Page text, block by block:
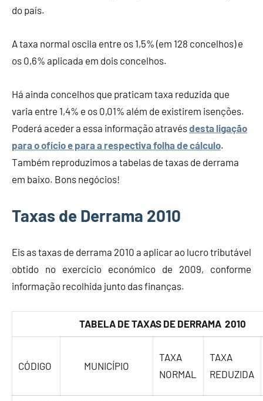
do país.
A taxa normal oscila entre os 1,5% (em 128 concelhos) e
os 0,6% aplicada em dois concelhos.
Há ainda concelhos que praticam taxa reduzida que
varia entre 1,4% e os 0,01% além de existirem isenções.
Poderá aceder a essa informação atravésdesta ligação
para o ofício e para a respectiva folha de cálculo.
Também reproduzimos a tabelas de taxas de derrama
em baixo. Bons negócios!
Taxas de Derrama 2010
Eis as taxas de derrama 2010 a aplicar ao lucro tributável
obtido no exercício económico de 2009, conforme
informação recolhida junto das finanças.
TABELA DE TAXAS DE DERRAMA 2010
CÓDIGO MUNICÍPIO
TAXA
NORMAL
TAXA
REDUZIDA